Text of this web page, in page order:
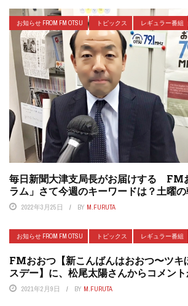
お知らせ FROM FM OTSU トピックス レギュラー番組
毎日新聞大津支局長がお届けする FM
ラム」さて今週のキーワードは？土曜
2022年3月25日 BY M.FURUTA
お知らせ FROM FM OTSU トピックス レギュラー番組
FMおおつ【新こんばんはおおつ〜ツキ
スデー】に、松尾太陽さんからコメント
2021年2月9日 BY M.FURUTA